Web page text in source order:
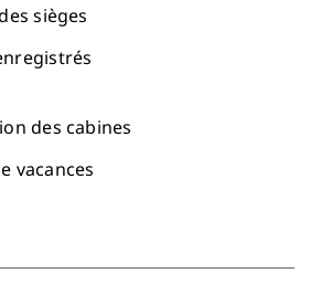
sièges
des cabines
vacances